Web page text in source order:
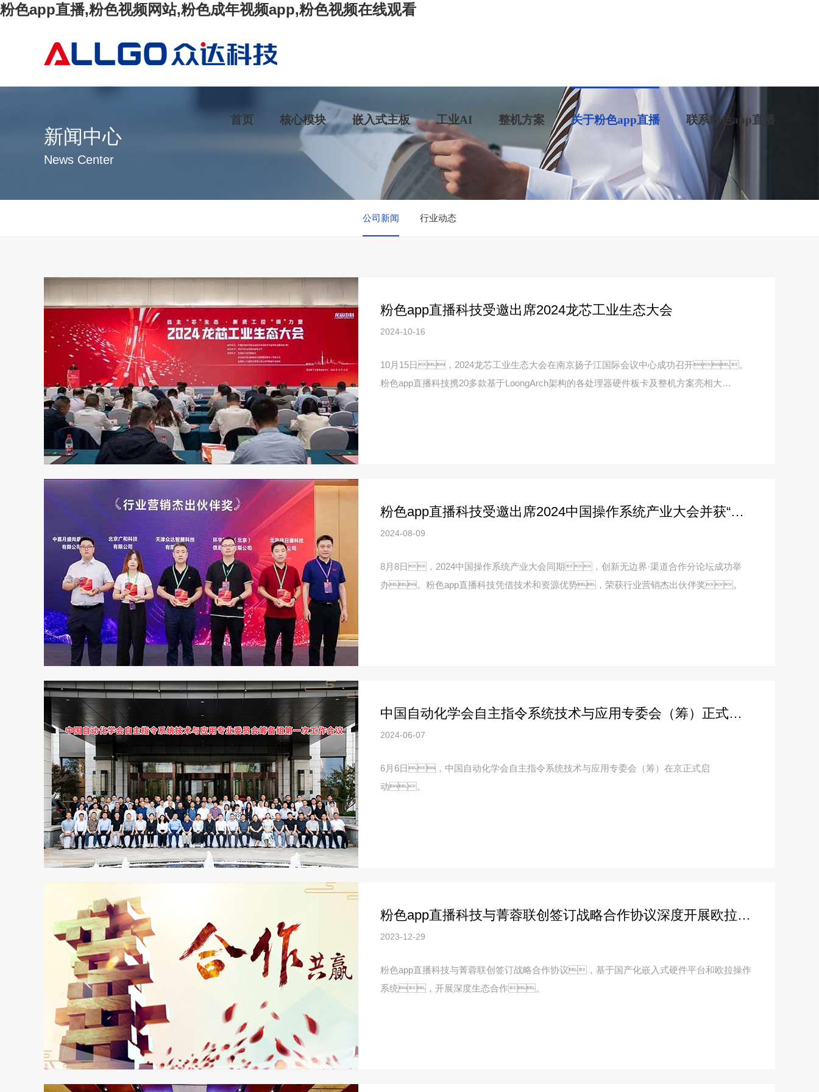
粉色app直播,粉色视频网站,粉色成年视频app,粉色视频在线观看
首页 核心模块 嵌入式主板 工业AI 整机方案 关于粉色app直播 联系粉色app直播
新闻中心
News Center
公司新闻 行业动态
粉色app直播科技受邀出席2024龙芯工业生态大会
2024-10-16
10月15日，2024龙芯工业生态大会在南京扬子江国际会议中心成功召开。
粉色app直播科技携20多款基于LoongArch架构的各处理器硬件板卡及整机方案亮相大
粉色app直播科技受邀出席2024中国操作系统产业大会并获“行业营销优秀伙伴奖”
2024-08-09
8月8日，2024中国操作系统产业大会同期，创新无边界·渠道合作分论坛成功举
办。粉色app直播科技凭借技术和资源优势，荣获行业营销杰出伙伴奖。
中国自动化学会自主指令系统技术与应用专委会（筹）正式启动
2024-06-07
6月6日，中国自动化学会自主指令系统技术与应用专委会（筹）在京正式启
动。
粉色app直播科技与菁蓉联创签订战略合作协议深度开展欧拉生态合作
2023-12-29
粉色app直播科技与菁蓉联创签订战略合作协议，基于国产化嵌入式硬件平台和欧拉操作
系统，开展深度生态合作。